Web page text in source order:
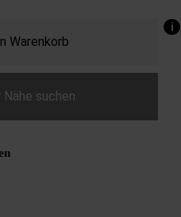
Warenkorb
i
Nähe suchen